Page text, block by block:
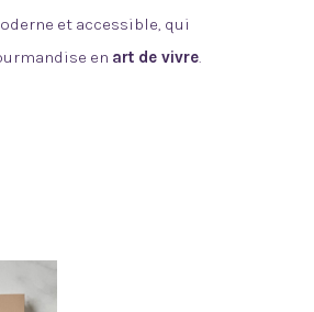
et accessible, qui
en art de vivre.